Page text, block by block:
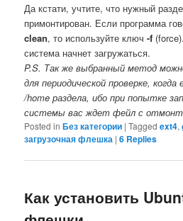
Да кстати, учтите, что нужный
примонтирован. Если программа
clean, то используйте ключ-f
система начнет загружаться.
P.S. Так же выбранный метод
для периодической проверке,
/home раздела, ибо при попытке
системы вас ждет фейл с
Posted in Без категории |Tagged ext4,
загрузочная флешка |6 Replies
Как установить